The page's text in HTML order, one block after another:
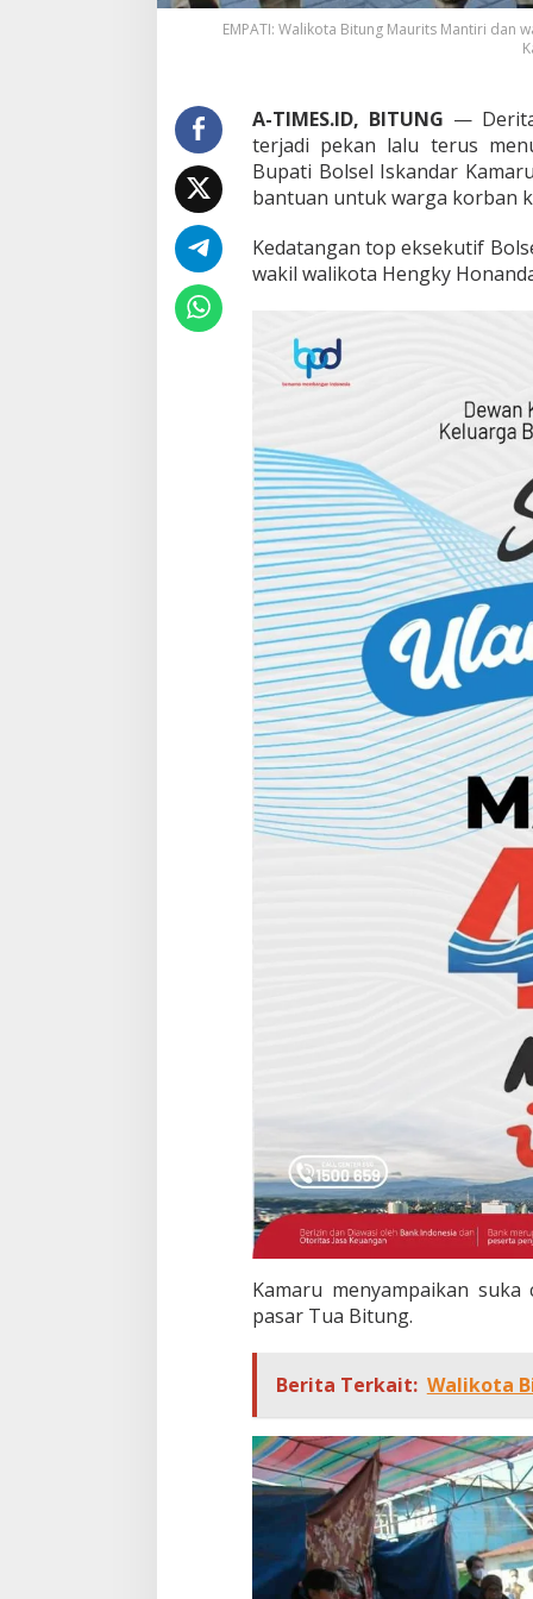
e
m
B
o
l
s
e
EMPATI: Walikota Bitung Maurits Mantiri dan
A-TIMES.ID, BITUNG —
terjadi pekan lalu terus
Bupati Bolsel Iskandar
bantuan untuk warga korban
Kedatangan top eksekutif
wakil walikota Hengky
Kamaru menyampaikan
pasar Tua Bitung.
Berita Terkait: Walikota